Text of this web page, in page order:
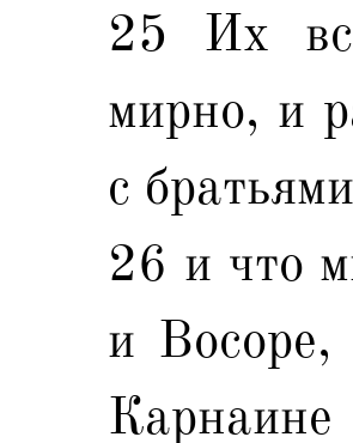
25 Их
мирно, и
с
26 и что
и